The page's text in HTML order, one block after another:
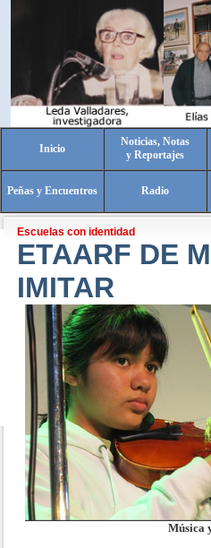
Inicio
Noticias, Notas
y Reportajes
Peñas y Encuentros Radio
Escuelas con identidad
ETAARF DE
IMITAR
Música